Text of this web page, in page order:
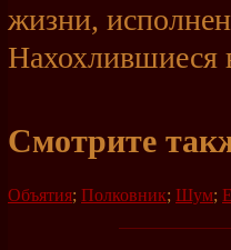
жизни,
Нахохлившиеся
Смотрите
Объятия; Полковник; Шум;